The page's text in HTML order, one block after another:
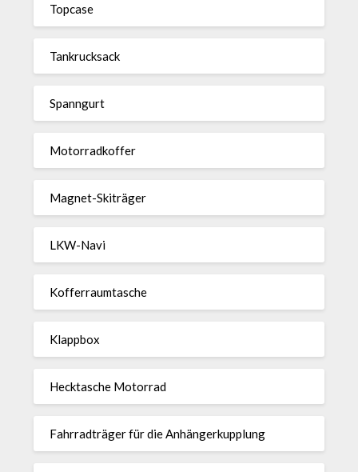
Topcase
Tan­kruck­sack
Spann­gurt
Motor­rad­koffer
Magnet-Ski­träger
LKW-Navi
Kof­fer­raum­ta­sche
Klappbox
Heck­ta­sche Motorrad
Fahr­rad­träger für die Anhän­ger­kup­p­lung